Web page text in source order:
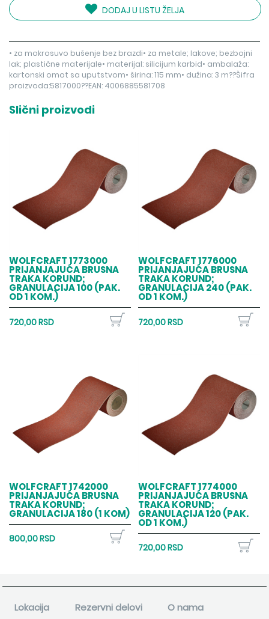
DODAJ U LISTU ŽELJA
• za mokrosuvo bušenje bez brazdi• za metale; lakove; bezbojni
lak; plastične materijale• materijal: silicijum karbid• ambalaža:
kartonski omot sa uputstvom• širina: 115 mm• dužina: 3 m??Šifra
proizvoda:5817000??EAN: 4006885581708
Slični proizvodi
WOLFCRAFT 1773000
PRIJANJAJUĆA BRUSNA
TRAKA KORUND;
GRANULACIJA 100 (PAK.
OD 1 KOM.)
720,00 RSD
WOLFCRAFT 1776000
PRIJANJAJUĆA BRUSNA
TRAKA KORUND;
GRANULACIJA 240 (PAK.
OD 1 KOM.)
720,00 RSD
WOLFCRAFT 1742000
PRIJANJAJUĆA BRUSNA
TRAKA KORUND;
GRANULACIJA 180 (1 KOM)
800,00 RSD
WOLFCRAFT 1774000
PRIJANJAJUĆA BRUSNA
TRAKA KORUND;
GRANULACIJA 120 (PAK.
OD 1 KOM.)
720,00 RSD
Lokacija Rezervni delovi O nama